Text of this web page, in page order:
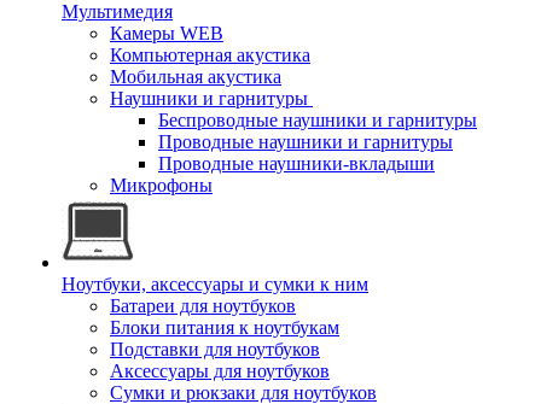
Мультимедия
Камеры WEB
Компьютерная акустика
Мобильная акустика
Наушники и гарнитуры
Беспроводные наушники и гарнитуры
Проводные наушники и гарнитуры
Проводные наушники-вкладыши
Микрофоны
Ноутбуки, аксессуары и сумки к ним
Батареи для ноутбуков
Блоки питания к ноутбукам
Подставки для ноутбуков
Аксессуары для ноутбуков
Сумки и рюкзаки для ноутбуков